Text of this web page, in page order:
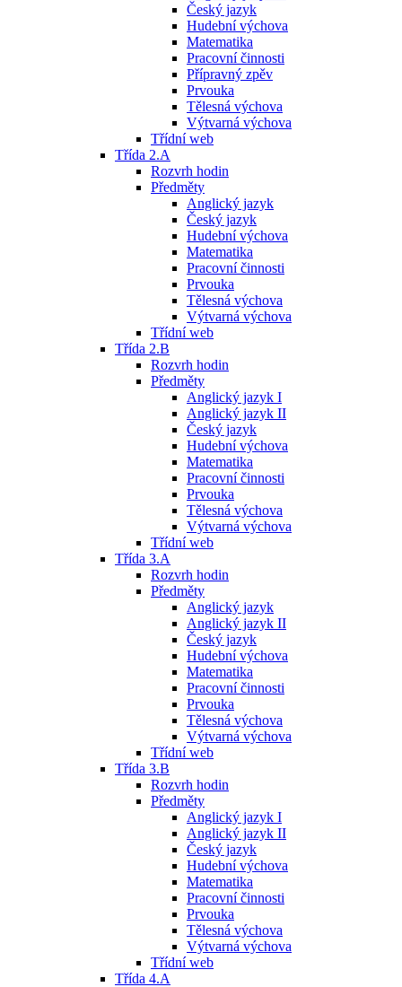
Český jazyk
Hudební výchova
Matematika
Pracovní činnosti
Přípravný zpěv
Prvouka
Tělesná výchova
Výtvarná výchova
Třídní web
Třída 2.A
Rozvrh hodin
Předměty
Anglický jazyk
Český jazyk
Hudební výchova
Matematika
Pracovní činnosti
Prvouka
Tělesná výchova
Výtvarná výchova
Třídní web
Třída 2.B
Rozvrh hodin
Předměty
Anglický jazyk I
Anglický jazyk II
Český jazyk
Hudební výchova
Matematika
Pracovní činnosti
Prvouka
Tělesná výchova
Výtvarná výchova
Třídní web
Třída 3.A
Rozvrh hodin
Předměty
Anglický jazyk
Anglický jazyk II
Český jazyk
Hudební výchova
Matematika
Pracovní činnosti
Prvouka
Tělesná výchova
Výtvarná výchova
Třídní web
Třída 3.B
Rozvrh hodin
Předměty
Anglický jazyk I
Anglický jazyk II
Český jazyk
Hudební výchova
Matematika
Pracovní činnosti
Prvouka
Tělesná výchova
Výtvarná výchova
Třídní web
Třída 4.A